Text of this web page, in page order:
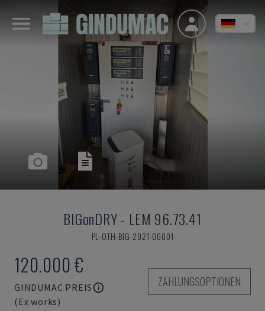
BIGonDRY- LEM 96.73.41
PL-OTH-BIG-2021-00001
120.000 €
GINDUMAC PREIS
(Ex works)
ZAHLUNGSOPTIONEN